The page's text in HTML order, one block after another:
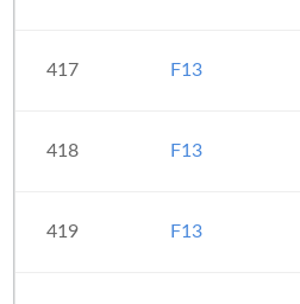
417 F13
418 F13
419 F13